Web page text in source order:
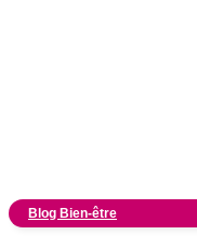
Blog Bien-être